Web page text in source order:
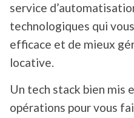
service
technologiques qui
efficace et de mieux
locative.
Un tech stack bien mis
opérations pour vous